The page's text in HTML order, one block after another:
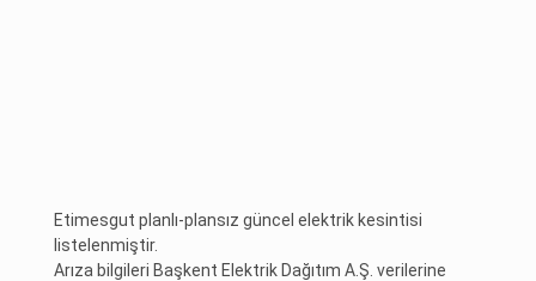
Etimesgut planlı-plansız güncel elektrik kesintisi
listelenmiştir.
Arıza bilgileri Başkent Elektrik Dağıtım A.Ş. verilerine